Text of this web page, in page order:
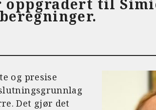
oppgradert til
og presise
Det gjør det